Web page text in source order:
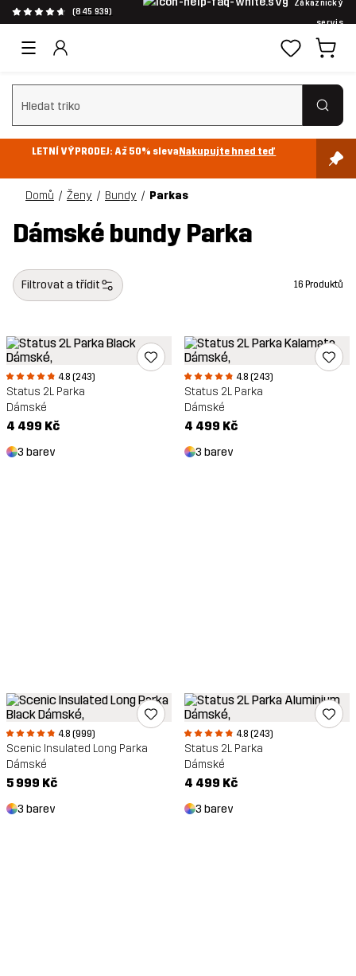
(845 939)
Zákaznický
servis
Vymazat vyhledávání
LETNÍ VÝPRODEJ: Až 50% slevaNakupujte hned teď
Domů Ženy Bundy Parkas
Dámské bundy Parka
Filtrovat a třídit 16 Produktů
4.8 (243)
Status 2L Parka
Dámské
4 499 Kč
3 barev
4.8 (243)
Status 2L Parka
Dámské
4 499 Kč
3 barev
4.8 (999)
Scenic Insulated Long Parka
Dámské
5 999 Kč
3 barev
4.8 (243)
Status 2L Parka
Dámské
4 499 Kč
3 barev